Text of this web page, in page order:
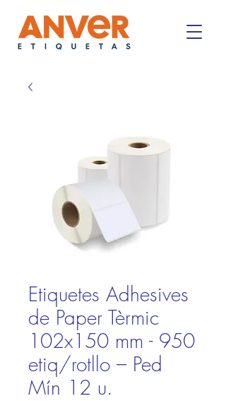
Etiquetes Adhesives
de Paper Tèrmic
102x150 mm - 950
etiq/rotllo – Ped
Mín 12 u.